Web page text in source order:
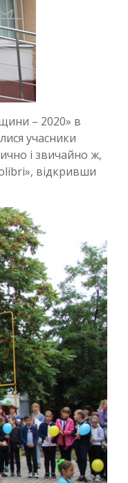
– 2020» в
учасники
і звичайно ж,
відкривши